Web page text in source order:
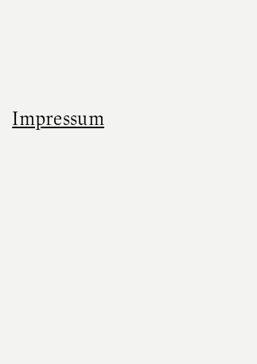
Impressum